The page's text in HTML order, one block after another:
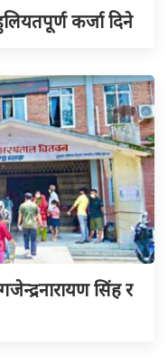
कर्जा दिने
सिंह र